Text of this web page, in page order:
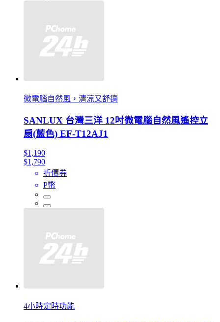
微電腦自然風，清涼又舒適
SANLUX 台灣三洋 12吋微電腦自然風遙控立
扇(藍色) EF-T12AJ1
$1,190
$1,790
折價券
P幣
4小時定時功能